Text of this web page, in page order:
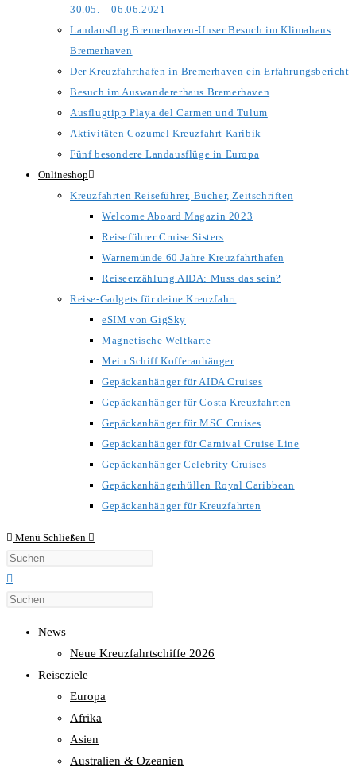
30.05. – 06.06.2021
Landausflug Bremerhaven-Unser Besuch im Klimahaus
Bremerhaven
Der Kreuzfahrthafen in Bremerhaven ein Erfahrungsbericht
Besuch im Auswandererhaus Bremerhaven
Ausflugtipp Playa del Carmen und Tulum
Aktivitäten Cozumel Kreuzfahrt Karibik
Fünf besondere Landausflüge in Europa
Onlineshop
Kreuzfahrten Reiseführer, Bücher, Zeitschriften
Welcome Aboard Magazin 2023
Reiseführer Cruise Sisters
Warnemünde 60 Jahre Kreuzfahrthafen
Reiseerzählung AIDA: Muss das sein?
Reise-Gadgets für deine Kreuzfahrt
eSIM von GigSky
Magnetische Weltkarte
Mein Schiff Kofferanhänger
Gepäckanhänger für AIDA Cruises
Gepäckanhänger für Costa Kreuzfahrten
Gepäckanhänger für MSC Cruises
Gepäckanhänger für Carnival Cruise Line
Gepäckanhänger Celebrity Cruises
Gepäckanhängerhüllen Royal Caribbean
Gepäckanhänger für Kreuzfahrten
Menü Schließen
Diese
Website
durchsuchen
News
Neue Kreuzfahrtschiffe 2026
Reiseziele
Europa
Afrika
Asien
Australien & Ozeanien